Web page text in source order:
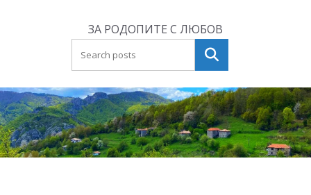
ЗА РОДОПИТЕ С ЛЮБОВ
Търсене